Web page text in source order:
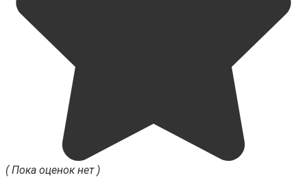
( Пока оценок нет )